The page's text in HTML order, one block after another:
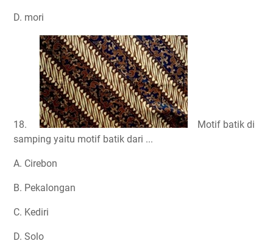
D. mori
18.
Motif batik di
samping yaitu motif batik dari ...
A. Cirebon
B. Pekalongan
C. Kediri
D. Solo